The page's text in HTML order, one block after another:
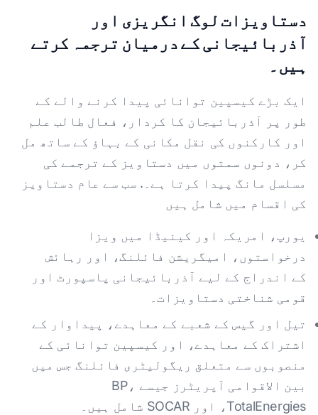
دستاویزات لوگ انگریزی اور
آذربائیجانی کے درمیان ترجمہ کرتے
ہیں۔
ایک بڑے کیسپین توانائی پیدا کرنے والے کے
طور پر آذربائیجان کا کردار، فعال طالب علم
اور کارکنوں کی نقل مکانی کے بہاؤ کے ساتھ مل
کر، دونوں سمتوں میں دستاویز کے ترجمے کی
مسلسل مانگ پیدا کرتا ہے۔. سب سے عام دستاویز
کی اقسام میں شامل ہیں
یورپ، امریکہ اور کینیڈا میں ویزا
درخواستوں، امیگریشن فائلنگ، اور رہائش
کے اندراج کے لیے آذربائیجانی پاسپورٹ اور
قومی شناختی دستاویزات۔
تیل اور گیس کے شعبے کے معاہدے، پیداوار کے
اشتراک کے معاہدے، اور کیسپین توانائی کے
منصوبوں سے متعلق ریگولیٹری فائلنگ جس میں
بین الاقوامی آپریٹرز جیسے BP،
TotalEnergies، اور SOCAR شامل ہیں۔